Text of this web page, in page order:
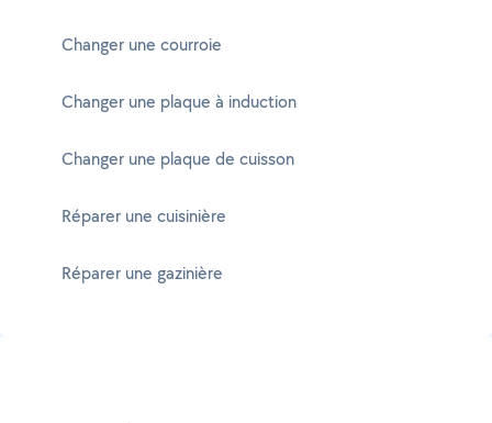
Changer une courroie
Changer une plaque à induction
Changer une plaque de cuisson
Réparer une cuisinière
Réparer une gazinière